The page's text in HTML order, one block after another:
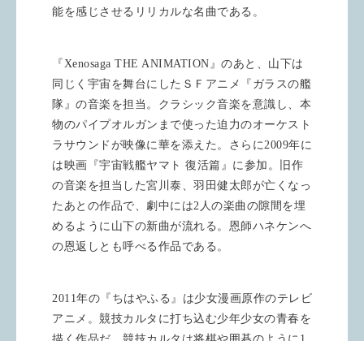
能を感じさせるリリカルな名曲である。
『 Xenosaga THE ANIMATION 』のあと、山下は
同じく宇宙を舞台にしたＳＦアニメ『ガラスの艦
隊』の音楽を担当。クラシック音楽を意識し、本
物のパイプオルガンまで使った迫力のオーケスト
ラサウンドが映像に華を添えた。さらに2009年に
は映画『宇宙戦艦ヤマト 復活篇』に参加。旧作
の音楽を担当した宮川泰、羽田健太郎が亡くなっ
たあとの作品で、劇中には2 人の楽曲の隙間を埋
めるように山下の新曲が流れる。恩師ハネケンへ
の恩返しとも呼べる作品である。
2011年の『ちはやふる』は少女漫画原作のテレビ
アニメ。競技カルタに打ち込む少年少女の青春を